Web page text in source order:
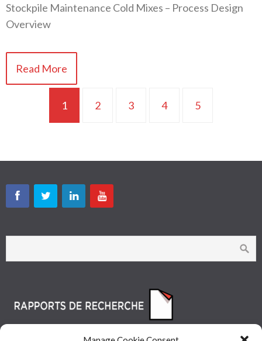
Stockpile Maintenance Cold Mixes – Process Design
Overview
Read More
1 2 3 4 5